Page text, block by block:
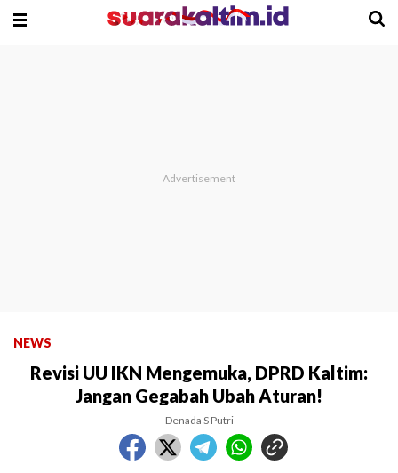
NEWS
Revisi UU IKN Mengemuka, DPRD Kaltim:
Jangan Gegabah Ubah Aturan!
Denada S Putri